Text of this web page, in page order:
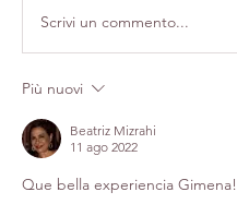
Scrivi un commento...
Più nuovi
Beatriz Mizrahi
11 ago 2022
Que bella experiencia Gimena!